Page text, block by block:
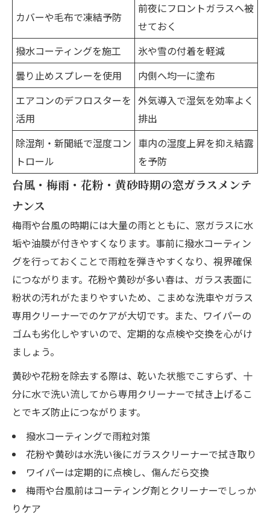
カバーや毛布で凍結予防
前夜にフロントガラスへ被
せておく
撥水コーティングを施工
氷や雪の付着を軽減
曇り止めスプレーを使用
内側へ均一に塗布
エアコンのデフロスターを
活用
外気導入で湿気を効率よく
排出
除湿剤・新聞紙で湿度コン
トロール
車内の湿度上昇を抑え結露
を予防
台風・梅雨・花粉・黄砂時期の窓ガラスメンテ
ナンス
梅雨や台風の時期には大量の雨とともに、窓ガラスに水
垢や油膜が付きやすくなります。事前に撥水コーティン
グを行っておくことで雨粒を弾きやすくなり、視界確保
につながります。花粉や黄砂が多い春は、ガラス表面に
粉状の汚れがたまりやすいため、こまめな洗車やガラス
専用クリーナーでのケアが大切です。また、ワイパーの
ゴムも劣化しやすいので、定期的な点検や交換を心がけ
ましょう。
黄砂や花粉を除去する際は、乾いた状態でこすらず、十
分に水で洗い流してから専用クリーナーで拭き上げるこ
とでキズ防止につながります。
撥水コーティングで雨粒対策
花粉や黄砂は水洗い後にガラスクリーナーで拭き取り
ワイパーは定期的に点検し、傷んだら交換
梅雨や台風前はコーティング剤とクリーナーでしっか
りケア